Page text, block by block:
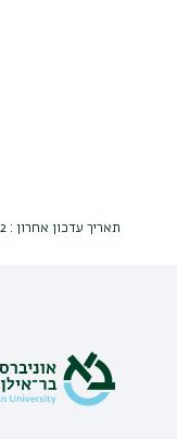
תאריך עדכון אחרון : 08/03/2022